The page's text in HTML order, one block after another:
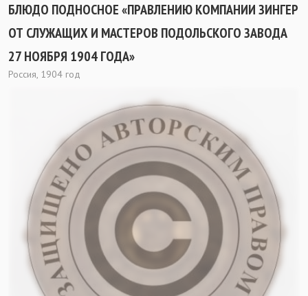
БЛЮДО ПОДНОСНОЕ «ПРАВЛЕНИЮ КОМПАНИИ ЗИНГЕР
ОТ СЛУЖАЩИХ И МАСТЕРОВ ПОДОЛЬСКОГО ЗАВОДА
27 НОЯБРЯ 1904 ГОДА»
Россия, 1904 год